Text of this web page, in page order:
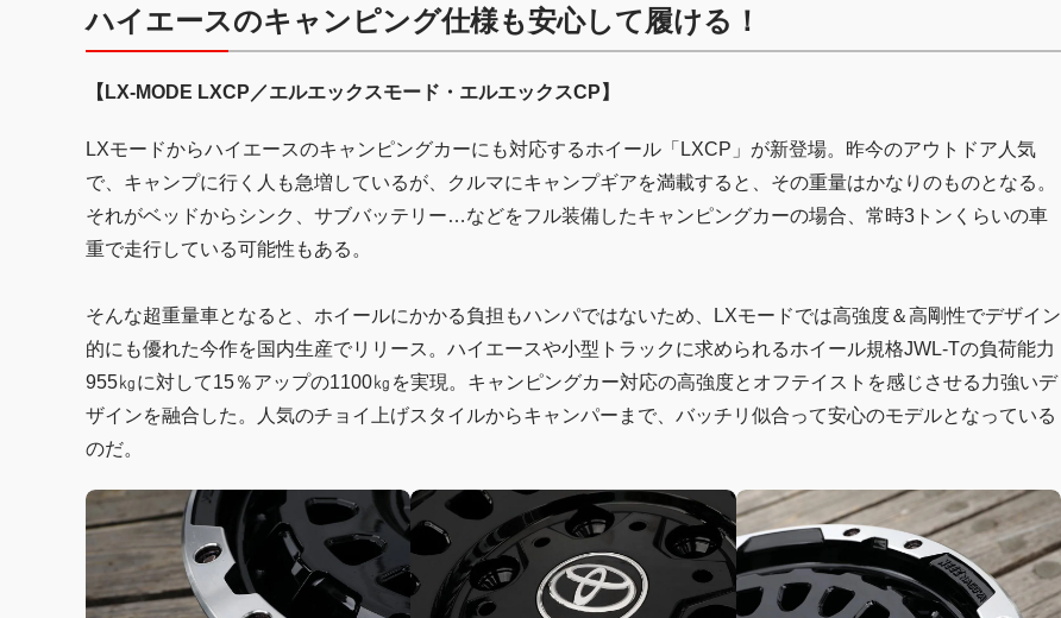
ハイエースのキャンピング仕様も安心して履ける！
【LX-MODE LXCP／エルエックスモード・エルエックスCP】
LXモードからハイエースのキャンピングカーにも対応するホイール「LXCP」が新登場。昨今のアウトドア人気
で、キャンプに行く人も急増しているが、クルマにキャンプギアを満載すると、その重量はかなりのものとなる。
それがベッドからシンク、サブバッテリー…などをフル装備したキャンピングカーの場合、常時3トンくらいの車
重で走行している可能性もある。
そんな超重量車となると、ホイールにかかる負担もハンパではないため、LXモードでは高強度＆高剛性でデザイン
的にも優れた今作を国内生産でリリース。ハイエースや小型トラックに求められるホイール規格JWL-Tの負荷能力
955㎏に対して15％アップの1100㎏を実現。キャンピングカー対応の高強度とオフテイストを感じさせる力強いデ
ザインを融合した。人気のチョイ上げスタイルからキャンパーまで、バッチリ似合って安心のモデルとなっている
のだ。